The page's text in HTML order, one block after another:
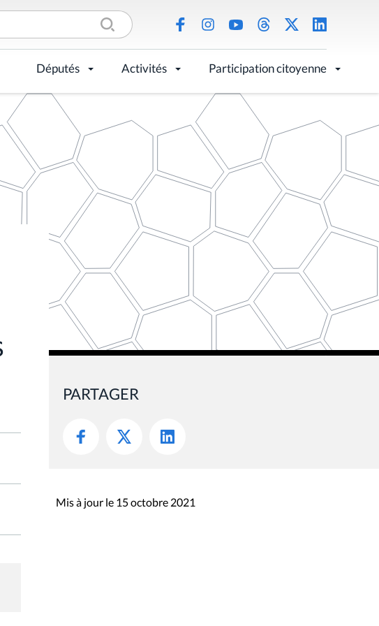
Députés Activités Participation citoyenne
PARTAGER
Mis à jour le 15 octobre 2021